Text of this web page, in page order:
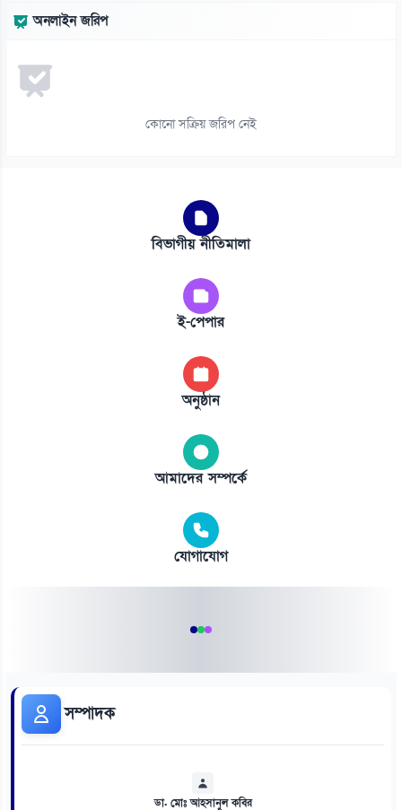
অনলাইন জরিপ
কোনো সক্রিয় জরিপ নেই
বিভাগীয় নীতিমালা
ই-পেপার
অনুষ্ঠান
আমাদের সম্পর্কে
যোগাযোগ
সম্পাদক
ডা. মোঃ আহসানুল কবির